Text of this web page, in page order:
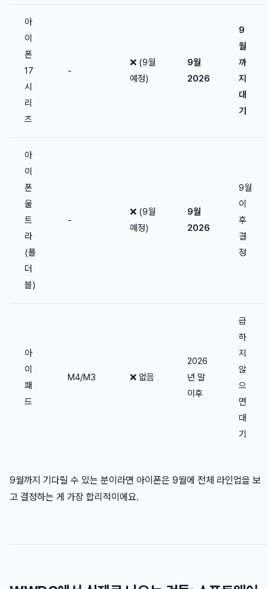
아
이
폰
17
시
리
즈
-
❌ (9월
예정)
9월
2026
9
월
까
지
대
기
아
이
폰
울
트
라
(폴
더
블)
-
❌ (9월
예정)
9월
2026
9월
이
후
결
정
아
이
패
드
M4/M3 ❌ 없음
2026
년 말
이후
급
하
지
않
으
면
대
기
9월까지 기다릴 수 있는 분이라면 아이폰은 9월에 전체 라인업을 보
고 결정하는 게 가장 합리적이에요.